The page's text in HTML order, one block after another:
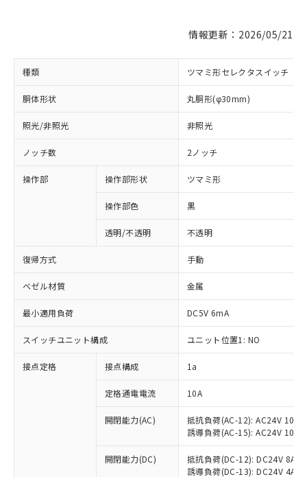
情報更新：2026/05/21
種類 ツマミ形セレクタスイッチ
胴体形状 丸胴形(φ30mm)
照光/非照光 非照光
ノッチ数 2ノッチ
操作部 操作部形状 ツマミ形
操作部色 黒
透明/不透明 不透明
復帰方式 手動
ベゼル材質 金属
最小適用負荷 DC5V 6mA
スイッチユニット構成 ユニット位置1: NO
接点定格 接点構成 1a
定格通電電流 10A
開閉能力(AC)
抵抗負荷(AC-12): AC24V 10A/
誘導負荷(AC-15): AC24V
開閉能力(DC)
抵抗負荷(DC-12): DC24V 8A/
誘導負荷(DC-13): DC24V 4A/
ご利用条件
対応済み：EU RoHS指令（10物質）の
非含有に対応した製品が提供可能な商品で
対応予定：EU RoHS指令（10物質）の非含
有に対応した製品に切り替える予定のある